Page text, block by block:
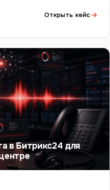
Открыть кейс
в Битрикс24 для